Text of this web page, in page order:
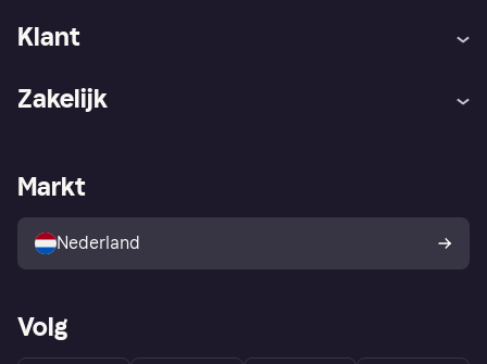
Klant
Winkeloverzicht
Kopersbescherming voor
consumenten
Zakelijk
Zakelijke login
Markt
Nederland
Volg